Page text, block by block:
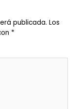
publicada. Los
*